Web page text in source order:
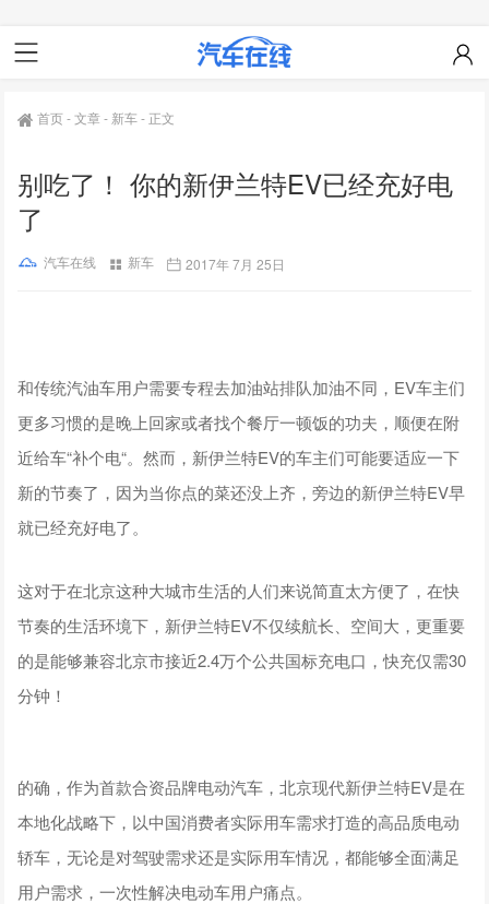
首页-文章- 新车- 正文
别吃了！ 你的新伊兰特EV已经充好电
了
汽车在线 新车 2017年 7月 25日
和传统汽油车用户需要专程去加油站排队加油不同，EV车主们
更多习惯的是晚上回家或者找个餐厅一顿饭的功夫，顺便在附
近给车“补个电“。然而，新伊兰特EV的车主们可能要适应一下
新的节奏了，因为当你点的菜还没上齐，旁边的新伊兰特EV早
就已经充好电了。
这对于在北京这种大城市生活的人们来说简直太方便了，在快
节奏的生活环境下，新伊兰特EV不仅续航长、空间大，更重要
的是能够兼容北京市接近2.4万个公共国标充电口，快充仅需30
分钟！
的确，作为首款合资品牌电动汽车，北京现代新伊兰特EV是在
本地化战略下，以中国消费者实际用车需求打造的高品质电动
轿车，无论是对驾驶需求还是实际用车情况，都能够全面满足
用户需求，一次性解决电动车用户痛点。